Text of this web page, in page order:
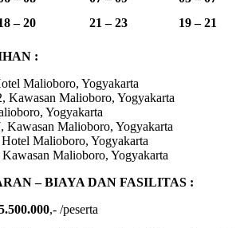
– 20 21 – 23 19 – 21
:
Malioboro, Yogyakarta
Kawasan Malioboro, Yogyakarta
Yogyakarta
Kawasan Malioboro, Yogyakarta
Malioboro, Yogyakarta
Malioboro, Yogyakarta
– BIAYA DAN FASILITAS :
,- /peserta